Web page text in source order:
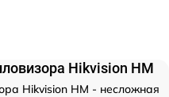
Hikvision HM
Hikvision HM - несложная